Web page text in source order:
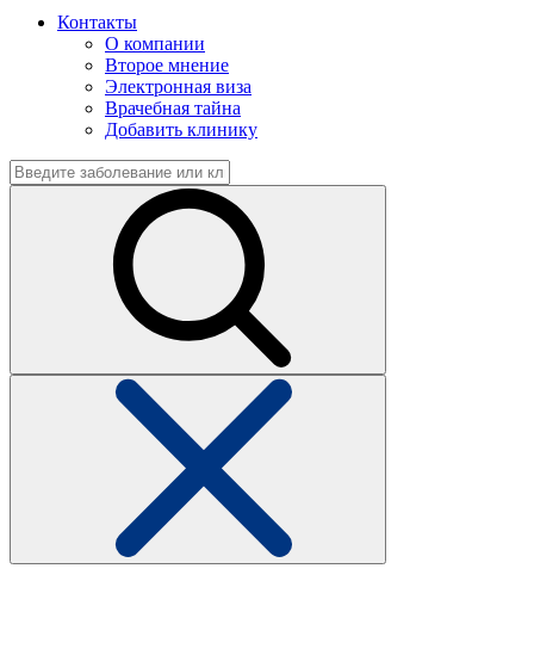
Контакты
О компании
Второе мнение
Электронная виза
Врачебная тайна
Добавить клинику